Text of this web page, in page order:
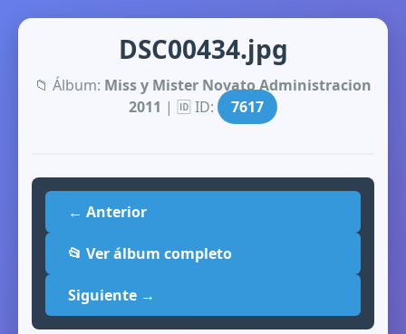
DSC00434.jpg
📁 Álbum: Miss y Mister Novato Administracion
2011 | 🆔 ID: 7617
← Anterior
📂 Ver álbum completo
Siguiente →